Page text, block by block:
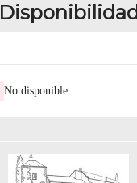
Disponibilidad
No disponible